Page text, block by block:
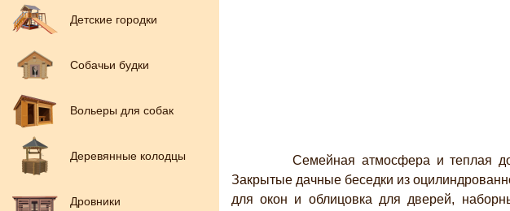
Детские городки
Собачьи будки
Вольеры для собак
Деревянные колодцы
Дровники
Семейная атмосфера и теплая
Закрытые дачные беседки из
для окон и облицовка для дверей,